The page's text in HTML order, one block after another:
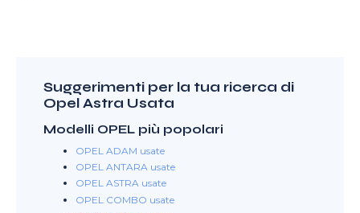
Suggerimenti per la tua ricerca di
Opel Astra Usata
Modelli OPEL più popolari
OPEL ADAM usate
OPEL ANTARA usate
OPEL ASTRA usate
OPEL COMBO usate